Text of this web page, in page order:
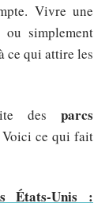
Vivre une
ou simplement
ce qui attire les
des parcs
Voici ce qui fait
États-Unis :